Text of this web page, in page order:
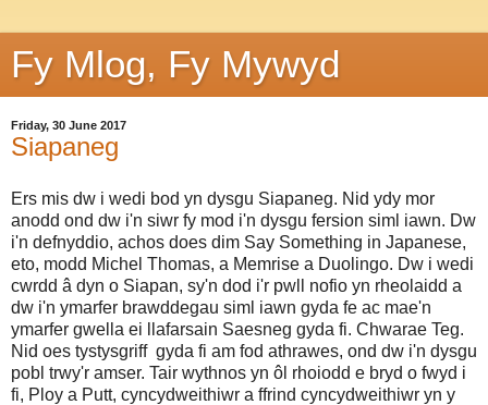
Fy Mlog, Fy Mywyd
Friday, 30 June 2017
Siapaneg
Ers mis dw i wedi bod yn dysgu Siapaneg. Nid ydy mor
anodd ond dw i'n siwr fy mod i'n dysgu fersion siml iawn. Dw
i'n defnyddio, achos does dim Say Something in Japanese,
eto, modd Michel Thomas, a Memrise a Duolingo. Dw i wedi
cwrdd â dyn o Siapan, sy'n dod i'r pwll nofio yn rheolaidd a
dw i'n ymarfer brawddegau siml iawn gyda fe ac mae'n
ymarfer gwella ei llafarsain Saesneg gyda fi. Chwarae Teg.
Nid oes tystysgriff gyda fi am fod athrawes, ond dw i'n dysgu
pobl trwy'r amser. Tair wythnos yn ôl rhoiodd e bryd o fwyd i
fi, Ploy a Putt, cyncydweithiwr a ffrind cyncydweithiwr yn y